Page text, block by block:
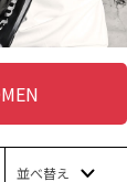
並べ替え